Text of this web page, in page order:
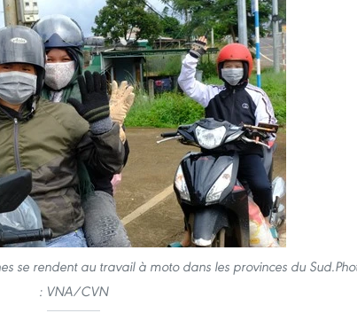
se rendent au travail à moto dans les provinces du
: VNA/CVN